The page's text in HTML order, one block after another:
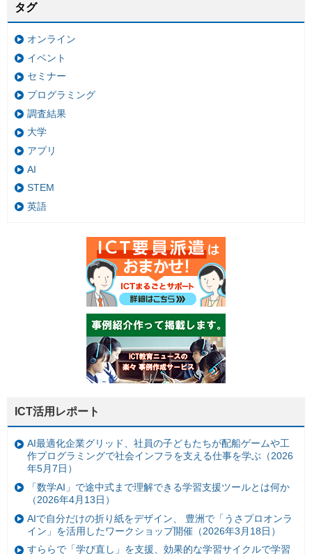
タグ
オンライン
イベント
セミナー
プログラミング
調査結果
大学
アプリ
AI
STEM
英語
ICT活用レポート
AI最適化企業グリッド、社員の子どもたちが配船ゲームや工
作プログラミングで社会インフラを支える仕事を学ぶ（2026
年5月7日）
「数学AI」で途中式まで理解できる学習支援ツールとは何か
（2026年4月13日）
AIで自分だけの折り紙をデザイン、 豊洲で「うさプロオンラ
イン」を活用したワークショップ開催（2026年3月18日）
すららで「学び直し」を支援、効果的な学習サイクルで学習